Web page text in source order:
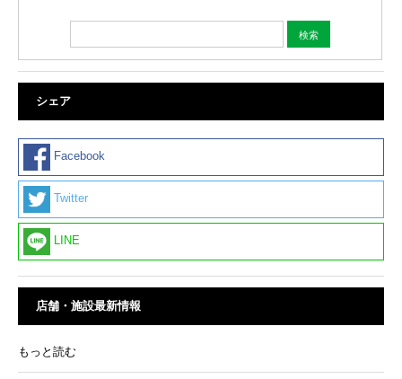
シェア
Facebook
Twitter
LINE
店舗・施設最新情報
もっと読む